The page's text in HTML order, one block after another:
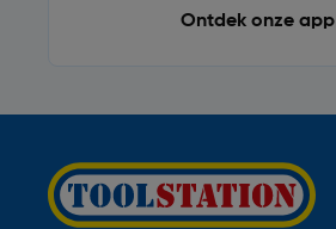
Ontdek onze app